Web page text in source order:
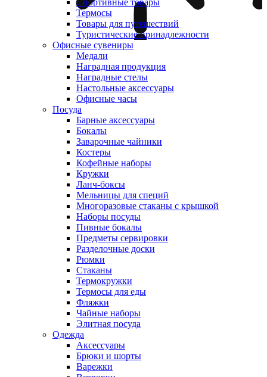
Спортивные товары
Термосы
Товары для путешествий
Туристические принадлежности
Офисные сувениры
Медали
Наградная продукция
Наградные стелы
Настольные аксессуары
Офисные часы
Посуда
Барные аксессуары
Бокалы
Заварочные чайники
Костеры
Кофейные наборы
Кружки
Ланч-боксы
Мельницы для специй
Многоразовые стаканы с крышкой
Наборы посуды
Пивные бокалы
Предметы сервировки
Разделочные доски
Рюмки
Стаканы
Термокружки
Термосы для еды
Фляжки
Чайные наборы
Элитная посуда
Одежда
Аксессуары
Брюки и шорты
Варежки